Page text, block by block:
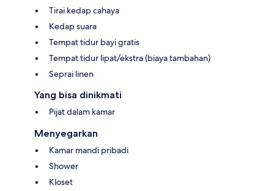
Tirai kedap cahaya
Kedap suara
Tempat tidur bayi gratis
Tempat tidur lipat/ekstra (biaya tambahan)
Seprai linen
Yang bisa dinikmati
Pijat dalam kamar
Menyegarkan
Kamar mandi pribadi
Shower
Kloset